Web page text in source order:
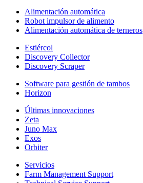
Alimentación automática
Robot impulsor de alimento
Alimentación automática de terneros
Estiércol
Discovery Collector
Discovery Scraper
Software para gestión de tambos
Horizon
Últimas innovaciones
Zeta
Juno Max
Exos
Orbiter
Servicios
Farm Management Support